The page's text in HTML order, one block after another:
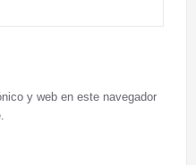
y web en este navegador